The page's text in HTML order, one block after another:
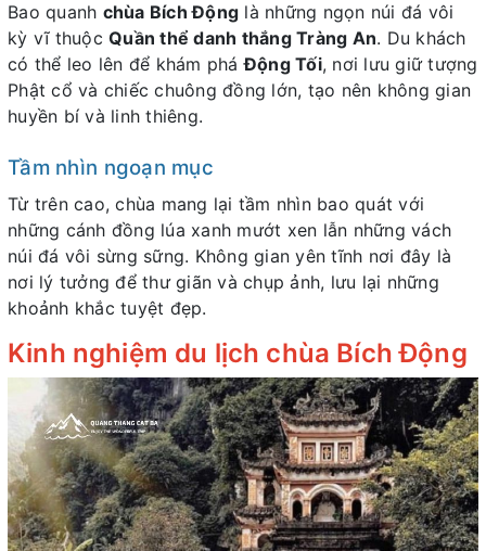
Bao quanh chùa Bích Động là những ngọn núi đá vôi
kỳ vĩ thuộc Quần thể danh thắng Tràng An. Du khách
có thể leo lên để khám pháĐộng Tối, nơi lưu giữ tượng
Phật cổ và chiếc chuông đồng lớn, tạo nên không gian
huyền bí và linh thiêng.
Tầm nhìn ngoạn mục
Từ trên cao, chùa mang lại tầm nhìn bao quát với
những cánh đồng lúa xanh mướt xen lẫn những vách
núi đá vôi sừng sững. Không gian yên tĩnh nơi đây là
nơi lý tưởng để thư giãn và chụp ảnh, lưu lại những
khoảnh khắc tuyệt đẹp.
Kinh nghiệm du lịch chùa Bích Động